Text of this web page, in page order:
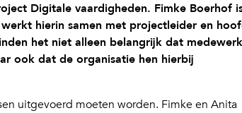
Digitale vaardigheden. Fimke Boerhof
hierin samen met projectleider en
het niet alleen belangrijk dat
ook dat de organisatie hen hierbij
uitgevoerd moeten worden. Fimke en Anita